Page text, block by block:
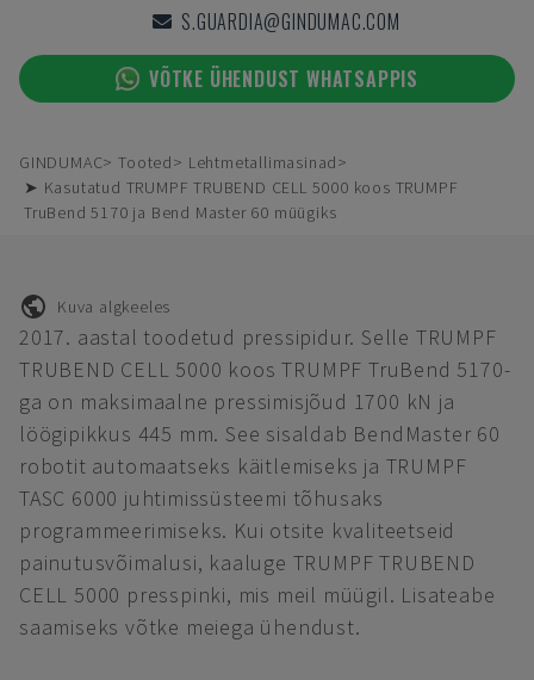
S.GUARDIA@GINDUMAC.COM
VÕTKE ÜHENDUST WHATSAPPIS
GINDUMAC Tooted
Lehtmetallimasinad
➤ Kasutatud TRUMPF TRUBEND CELL 5000 koos TRUMPF
TruBend 5170 ja Bend Master 60 müügiks
Kuva algkeeles
2017. aastal toodetud pressipidur. Selle TRUMPF
TRUBEND CELL 5000 koos TRUMPF TruBend 5170-
ga on maksimaalne pressimisjõud 1700 kN ja
löögipikkus 445 mm. See sisaldab BendMaster 60
robotit automaatseks käitlemiseks ja TRUMPF
TASC 6000 juhtimissüsteemi tõhusaks
programmeerimiseks. Kui otsite kvaliteetseid
painutusvõimalusi, kaaluge TRUMPF TRUBEND
CELL 5000 presspinki, mis meil müügil. Lisateabe
saamiseks võtke meiega ühendust.